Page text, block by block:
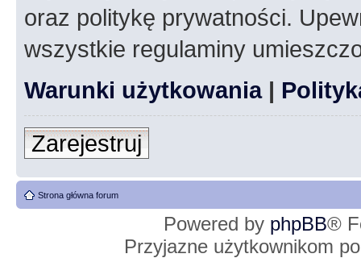
oraz politykę prywatności.
wszystkie regulaminy
Warunki użytkowania|
Zarejestruj
Strona główna forum
Powered by phpBB®
Przyjazne użytkownikom